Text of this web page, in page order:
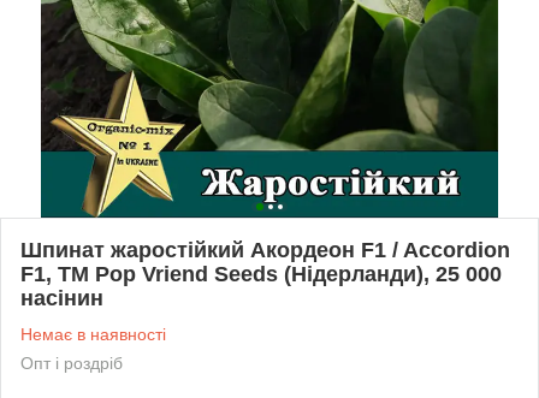
Шпинат жаростійкий Акордеон F1 / Accordion
F1, ТМ Pop Vriend Seeds (Нідерланди), 25 000
насінин
Немає в наявності
Опт і роздріб